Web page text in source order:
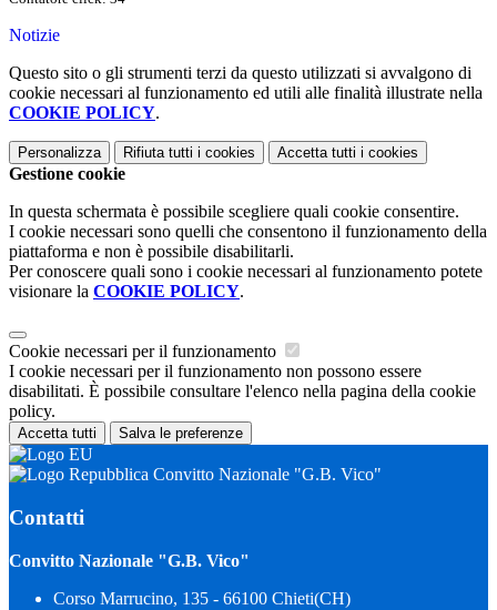
Notizie
Questo sito o gli strumenti terzi da questo utilizzati si avvalgono di
cookie necessari al funzionamento ed utili alle finalità illustrate nella
COOKIE POLICY.
Personalizza Rifiuta tutti i cookies Accetta tutti i cookies
Gestione cookie
In questa schermata è possibile scegliere quali cookie consentire.
I cookie necessari sono quelli che consentono il funzionamento della
piattaforma e non è possibile disabilitarli.
Per conoscere quali sono i cookie necessari al funzionamento potete
visionare la COOKIE POLICY.
Cookie necessari per il funzionamento
I cookie necessari per il funzionamento non possono essere
disabilitati. È possibile consultare l'elenco nella pagina della cookie
policy.
Accetta tutti Salva le preferenze
Convitto Nazionale "G.B. Vico"
Contatti
Convitto Nazionale "G.B. Vico"
Corso Marrucino, 135 - 66100 Chieti(CH)